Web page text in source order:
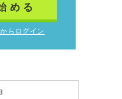
める
らログイン